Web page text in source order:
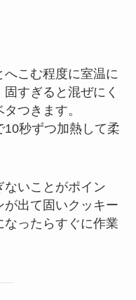
こむ程度に室温に
すぎると混ぜにく
つきます。
秒ずつ加熱して柔
いことがポイン
が出て固いクッキー
ったらすぐに作業